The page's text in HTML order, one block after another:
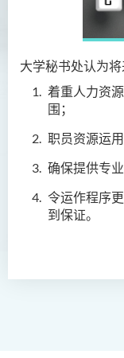
大学秘书处认为将
着重人力资
围；
职员资源运
确保提供专
令运作程序
到保证。